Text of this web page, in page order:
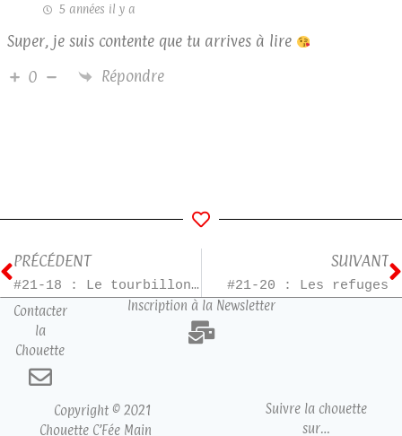
5 années il y a
Super, je suis contente que tu arrives à lire
0
Répondre
PRÉCÉDENT
#21-18 : Le tourbillon de la vie
SUIVANT
#21-20 : Les refuges
Contacter
la
Chouette
Inscription à la Newsletter
Copyright © 2021
Chouette C’Fée Main
Suivre la chouette
sur…